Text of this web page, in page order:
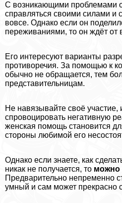
С возникающими проблемами
справляться своими силами и
вовсе. Однако если он
переживаниями, то он ждёт от
Его интересуют варианты
противоречия. За помощью к
обычно не обращается, тем
представительницам.
Не навязывайте своё участие,
спровоцировать негативную
женская помощь становится
стороны любимой его
Однако если знаете, как
никак не получается, то можно
Предварительно непременно
умный и сам может прекрасно